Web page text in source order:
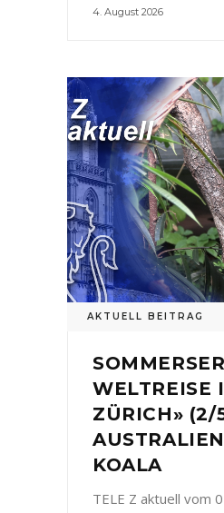
4. August 2026
AKTUELL BEITRAG
WELTREISE
ZÜRICH» (2/
KOALA
TELE Z aktuell vom